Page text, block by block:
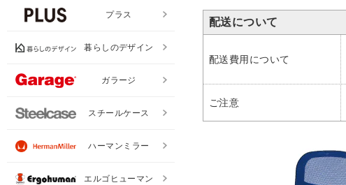
配送について
配送費用について
ご注意
プラス
暮らしのデザイン
ガラージ
スチールケース
ハーマンミラー
エルゴヒューマン